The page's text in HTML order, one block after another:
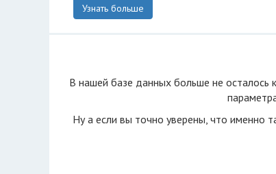
Узнать больше
В нашей базе данных больше не осталоcь
Ну а если вы точно уверены, что именно